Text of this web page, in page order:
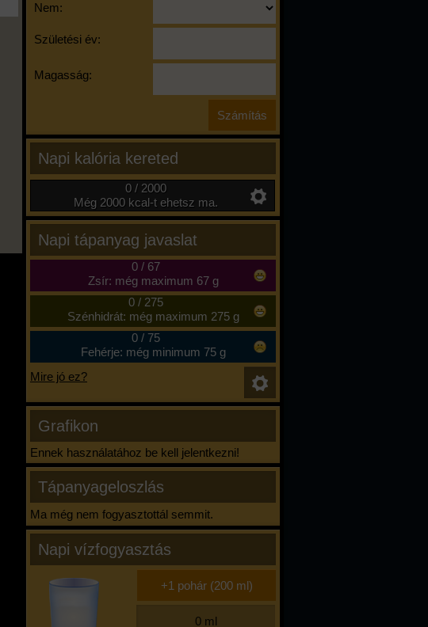
Nem:
Születési év:
Magasság:
Napi kalória kereted
0 / 2000
Még 2000 kcal-t ehetsz ma.
Napi tápanyag javaslat
0/ 67
Zsír: még maximum 67 g
0/ 275
Szénhidrát: még maximum 275 g
0/ 75
Fehérje: még minimum 75 g
Mire jó ez?
Grafikon
Ennek használatához be kell jelentkezni!
Tápanyageloszlás
Ma még nem fogyasztottál semmit.
Napi vízfogyasztás